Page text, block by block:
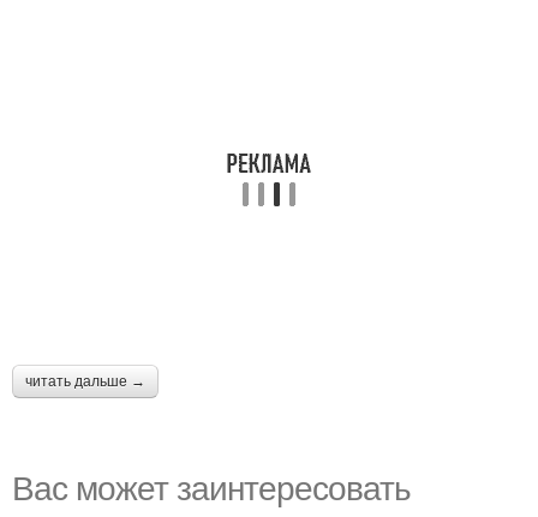
читать дальше →
Вас может заинтересовать